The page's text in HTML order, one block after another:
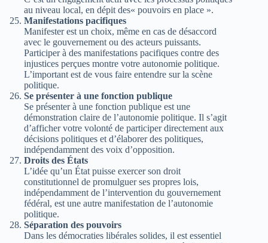
au niveau local, en dépit des« pouvoirs en place ».
Manifestations pacifiques
Manifester est un choix, même en cas de désaccord
avec le gouvernement ou des acteurs puissants.
Participer à des manifestations pacifiques contre des
injustices perçues montre votre autonomie politique.
L’important est de vous faire entendre sur la scène
politique.
Se présenter à une fonction publique
Se présenter à une fonction publique est une
démonstration claire de l’autonomie politique. Il s’agit
d’afficher votre volonté de participer directement aux
décisions politiques et d’élaborer des politiques,
indépendamment des voix d’opposition.
Droits des États
L’idée qu’un État puisse exercer son droit
constitutionnel de promulguer ses propres lois,
indépendamment de l’intervention du gouvernement
fédéral, est une autre manifestation de l’autonomie
politique.
Séparation des pouvoirs
Dans les démocraties libérales solides, il est essentiel